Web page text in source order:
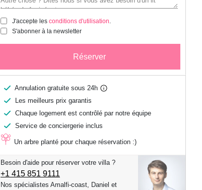
J'accepte les conditions d'utilisation
S'abonner à la newsletter
Réserver
Annulation gratuite sous 24h
Les meilleurs prix garantis
Chaque logement est contrôlé par notre équipe
Service de conciergerie inclus
Un arbre planté pour chaque réservation :)
Besoin d'aide pour réserver votre villa ?
+1 ​415 851 9111
Nos spécialistes Amalfi-coast, Daniel et